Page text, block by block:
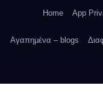
Home App
Αγαπημένα – blogs